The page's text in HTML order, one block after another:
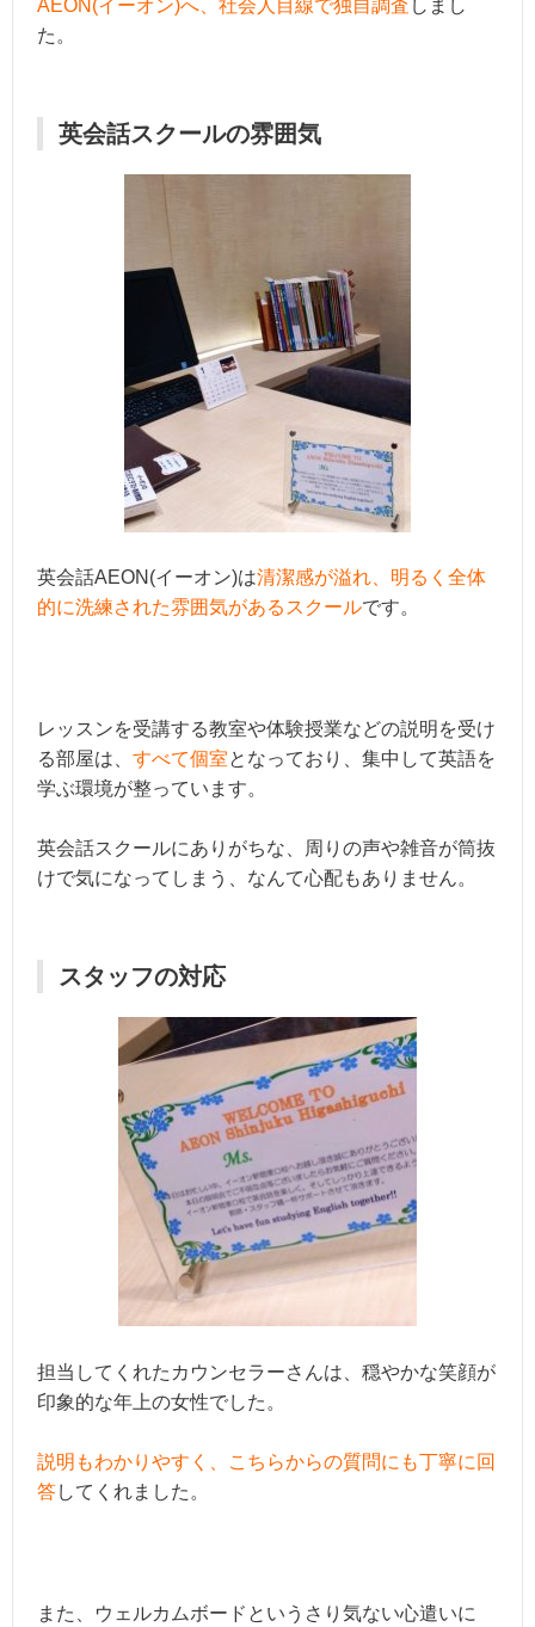
AEON(イーオン)へ、社会人目線で独自調査 しまし
た。
英会話スクールの雰囲気
英会話AEON(イーオン)は清潔感が溢れ、明るく全体
的に洗練された雰囲気があるスクールです。
レッスンを受講する教室や体験授業などの説明を受け
る部屋は、 すべて個室となっており、集中して英語を
学ぶ環境が整っています。
英会話スクールにありがちな、周りの声や雑音が筒抜
けで気になってしまう、なんて心配もありません。
スタッフの対応
担当してくれたカウンセラーさんは、穏やかな笑顔が
印象的な年上の女性でした。
説明もわかりやすく、こちらからの質問にも丁寧に回
答してくれました。
また、ウェルカムボードというさり気ない心遣いに